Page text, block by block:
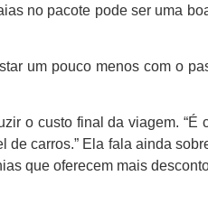
no pacote pode ser uma
um pouco menos com o
o custo final da viagem. “É
carros.” Ela fala ainda
que oferecem mais